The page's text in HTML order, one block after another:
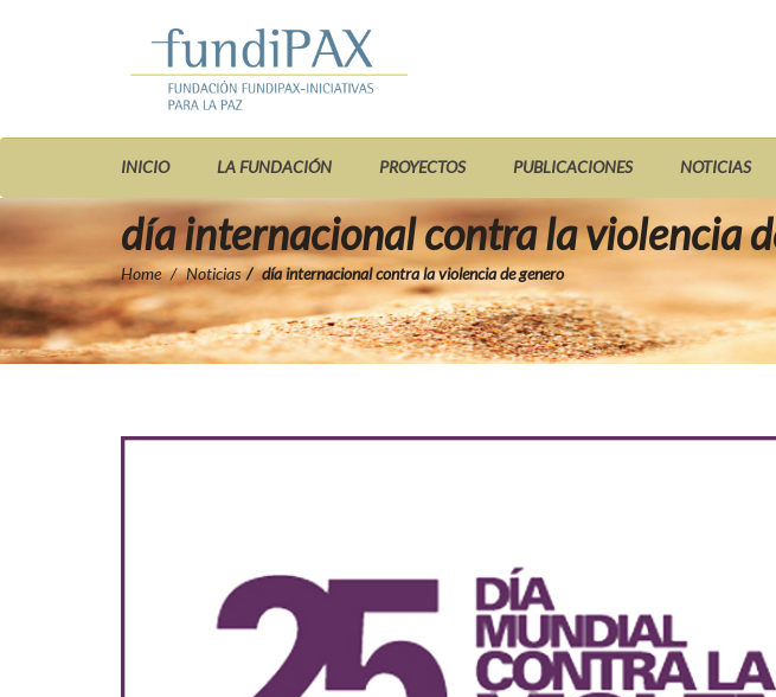
INICIO LA FUNDACIÓN PROYECTOS PUBLICACIONES NOTICIAS
día internacional contra la violencia
Home Noticias día internacional contra la violencia de genero